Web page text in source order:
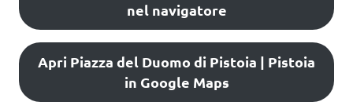
nel navigatore
Apri Piazza del Duomo di Pistoia | Pistoia
in Google Maps